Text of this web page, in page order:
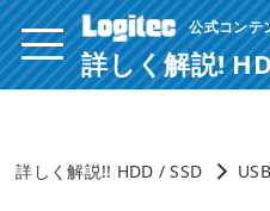
公式コンテ
詳しく解説!
詳しく解説!! HDD / SSD